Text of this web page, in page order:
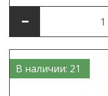
В наличии: 21